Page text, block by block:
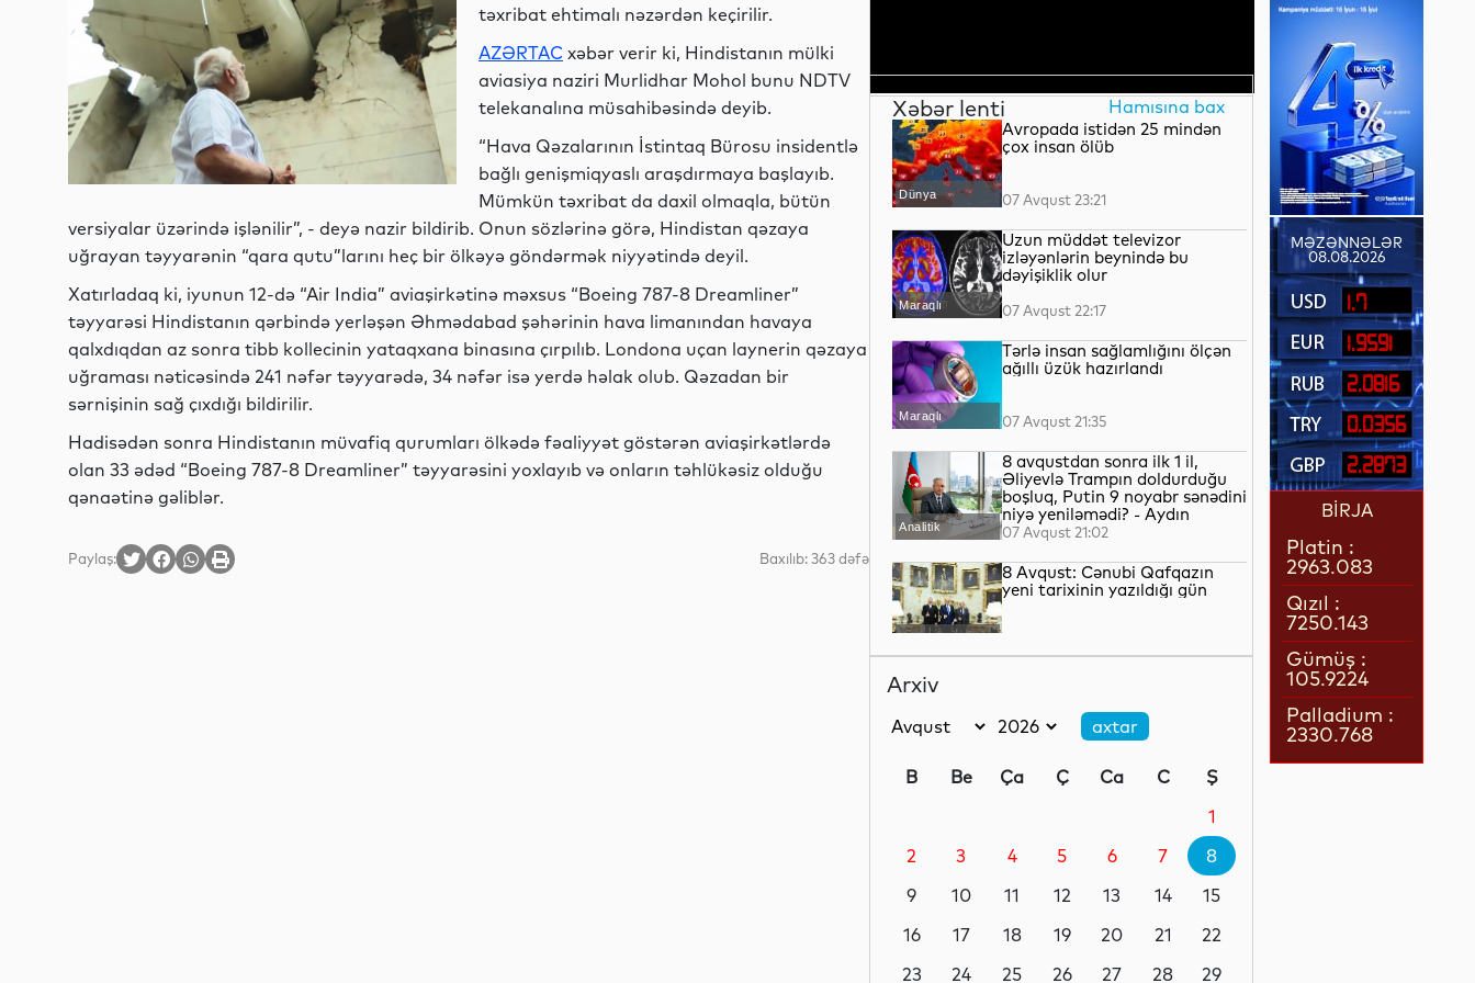
təxribat ehtimalı nəzərdən keçirilir.
AZƏRTAC xəbər verir ki, Hindistanın mülki
aviasiya naziri Murlidhar Mohol bunu NDTV
telekanalına müsahibəsində deyib.
“Hava Qəzalarının İstintaq Bürosu insidentlə
bağlı genişmiqyaslı araşdırmaya başlayıb.
Mümkün təxribat da daxil olmaqla, bütün
versiyalar üzərində işlənilir”, - deyə nazir bildirib. Onun sözlərinə görə, Hindistan qəzaya
uğrayan təyyarənin “qara qutu”larını heç bir ölkəyə göndərmək niyyətində deyil.
Xatırladaq ki, iyunun 12-də “Air India” aviaşirkətinə məxsus “Boeing 787-8 Dreamliner”
təyyarəsi Hindistanın qərbində yerləşən Əhmədabad şəhərinin hava limanından havaya
qalxdıqdan az sonra tibb kollecinin yataqxana binasına çırpılıb. Londona uçan laynerin qəzaya
uğraması nəticəsində 241 nəfər təyyarədə, 34 nəfər isə yerdə həlak olub. Qəzadan bir
sərnişinin sağ çıxdığı bildirilir.
Hadisədən sonra Hindistanın müvafiq qurumları ölkədə fəaliyyət göstərən aviaşirkətlərdə
olan 33 ədəd “Boeing 787-8 Dreamliner” təyyarəsini yoxlayıb və onların təhlükəsiz olduğu
qənaətinə gəliblər.
Paylaş: Baxılıb: 363 dəfə
Xəbər lenti Hamısına bax
Dünya
Avropada istidən 25 mindən
çox insan ölüb
07 Avqust 23:21
Maraqlı
Uzun müddət televizor
izləyənlərin beynində bu
dəyişiklik olur
07 Avqust 22:17
Maraqlı
Tərlə insan sağlamlığını ölçən
ağıllı üzük hazırlandı
07 Avqust 21:35
Analitik
8 avqustdan sonra ilk 1 il,
Əliyevlə Trampın doldurduğu
boşluq, Putin 9 noyabr sənədini
niyə yeniləmədi? - Aydın
QULİYEV yazır...
07 Avqust 21:02
Siyasət
8 Avqust: Cənubi Qafqazın
yeni tarixinin yazıldığı gün
konturları
Siyasət
Paşinyan niyə üzr istəmişdi?
07 Avqust 20:41
Dünya
ÜST legioner xəstəliyinin
07 Avqust 20:17
Arxiv
B Be Ça Ç Ca C
Ş
1
2
3 4 5 6 7
8
9
10 11 12 13 14
15
16
17 18 19 20 21
22
23
24 25 26 27 28
29
MƏZƏNNƏLƏR
08.08.2026
1.7
1.9591
2.0816
0.0356
2.2873
BİRJA
Platin :
2963.083
Qızıl :
7250.143
Gümüş :
105.9224
Palladium :
2330.768